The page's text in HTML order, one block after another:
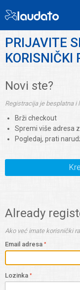
PRIJAVITE
KORISNIČKI
Novi ste?
Registracija je besplatna i
Brži checkout
Spremi više adresa
Pogledaj, prati
Already
Ako već imate korisnički
Email adresa
Lozinka